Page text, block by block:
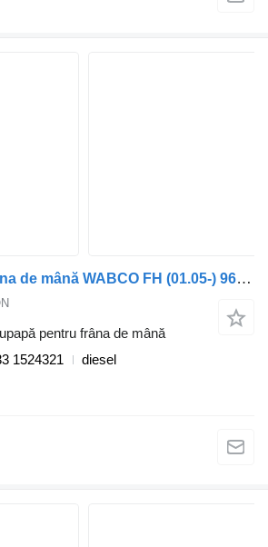
Supapă pentru frâna de mână WABCO FH (01.05-) 9617242040 pentru cap tractor Volvo FH12, FH16, NH12, FH, VNL780 (1993-2014)
pentru frâna de mână
1524321
diesel